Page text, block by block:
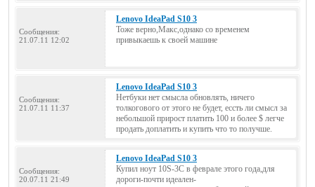
Сообщения:
21.07.11 12:02
Lenovo IdeaPad S10 3
Тоже верно,Макс,однако со временем
привыкаешь к своей машине
Сообщения:
21.07.11 11:37
Lenovo IdeaPad S10 3
Нетбуки нет смысла обновлять, ничего
толкогового от этого не будет, ессть ли смысл за
небольшой прирост платить 100 и более $ легче
продать доплатить и купить что то получше.
Сообщения:
20.07.11 21:49
Lenovo IdeaPad S10 3
Купил ноут 10S-3C в феврале этого года,для
дороги-почти идеален-